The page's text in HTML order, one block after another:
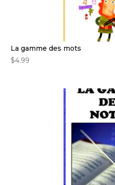
La gamme des mots
$4.99